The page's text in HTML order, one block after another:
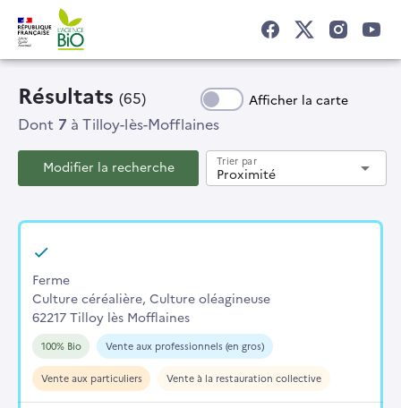
Résultats (65) Afficher la carte
Dont 7 à Tilloy-lès-Mofflaines
Modifier la recherche Proximité
Trier par arrow_drop_down
Ferme
Culture céréalière, Culture oléagineuse
62217 Tilloy lès Mofflaines
100% Bio Vente aux professionnels (en gros)
Vente aux particuliers Vente à la restauration collective